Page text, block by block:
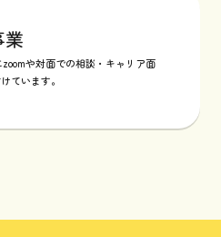
業
や対面での相談・キャリア面
ています。